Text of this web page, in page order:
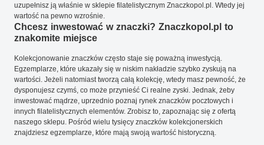
uzupełnisz ją właśnie w sklepie filatelistycznym Znaczkopol.pl. Wtedy jej
wartość na pewno wzrośnie.
Chcesz inwestować w znaczki? Znaczkopol.pl to
znakomite miejsce
Kolekcjonowanie znaczków często staje się poważną inwestycją.
Egzemplarze, które ukazały się w niskim nakładzie szybko zyskują na
wartości. Jeżeli natomiast tworzą całą kolekcję, wtedy masz pewność, że
dysponujesz czymś, co może przynieść Ci realne zyski. Jednak, żeby
inwestować mądrze, uprzednio poznaj rynek znaczków pocztowych i
innych filatelistycznych elementów. Zrobisz to, zapoznając się z ofertą
naszego sklepu. Pośród wielu tysięcy znaczków kolekcjonerskich
znajdziesz egzemplarze, które mają swoją wartość historyczną.